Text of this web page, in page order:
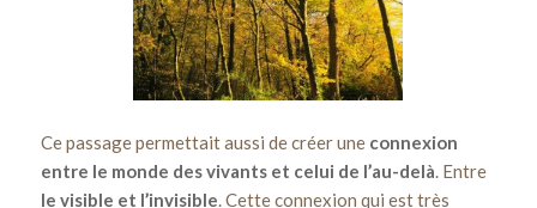
Ce passage permettait aussi de créer une connexion
entre le monde des vivants et celui de l’au-delà. Entre
le visible et l’invisible. Cette connexion qui est très